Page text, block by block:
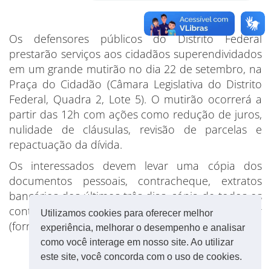
Utilizamos cookies para oferecer melhor
experiência, melhorar o desempenho e analisar
como você interage em nosso site. Ao utilizar
este site, você concorda com o uso de cookies.
Os defensores públicos do Distrito Federal
prestarão serviços aos cidadãos superendividados
em um grande mutirão no dia 22 de setembro, na
Praça do Cidadão (Câmara Legislativa do Distrito
Federal, Quadra 2, Lote 5). O mutirão ocorrerá a
partir das 12h com ações como redução de juros,
nulidade de cláusulas, revisão de parcelas e
repactuação da dívida.
Os interessados devem levar uma cópia dos
documentos pessoais, contracheque, extratos
bancários dos últimos três dias, cópia de todos os
contratos firmados e planilha do saldo devedor
(fornecida pelo banco credor).